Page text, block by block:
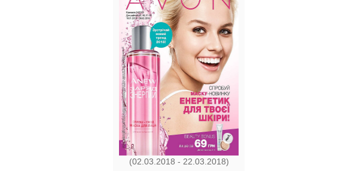
(02.03.2018 - 22.03.2018)